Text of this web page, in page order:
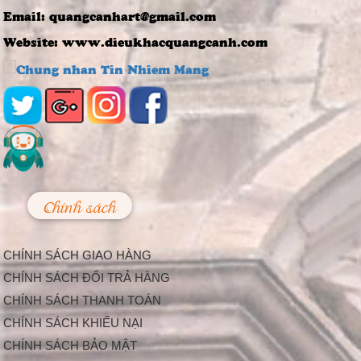
Đúc Tượng Chân
Dung Thạch Cao
Tượng chân dung
thạch cao là loại
tượng khá thông dụng
và rất...
Nghệ thuật điêu
khắc và báu vật gây
kinh ngạc ở đền cổ
Linh Kiếm
Trải qua thời gian,
mặc dù đã xuống
cấp, nhưng đền Linh
Kiếm ở...
Làm Thế Nào Để
Trang Trí Sự Kiện,
Lễ Hội Bắt Mắt Và
Độc Đáo
Hiện nay, càng ngày
càng có nhiều công ty
tổ chức sự kiện được...
Trang Trí Lễ Hội –
Nhu Cầu Tất Yếu
Trong Cuộc Sống
Email: quangcanhart@gmail.com
Website: www.dieukhacquangcanh.com
Chính sách
CHÍNH SÁCH GIAO HÀNG
CHÍNH SÁCH ĐỔI TRẢ HÀNG
CHÍNH SÁCH THANH TOÁN
CHÍNH SÁCH KHIẾU NẠI
CHÍNH SÁCH BẢO MẬT